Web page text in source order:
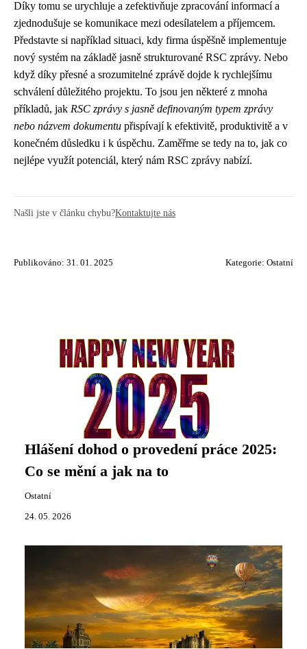
Díky tomu se urychluje a zefektivňuje zpracování informací a
zjednodušuje se komunikace mezi odesílatelem a příjemcem.
Představte si například situaci, kdy firma úspěšně implementuje
nový systém na základě jasně strukturované RSC zprávy. Nebo
když díky přesné a srozumitelné zprávě dojde k rychlejšímu
schválení důležitého projektu. To jsou jen některé z mnoha
příkladů, jak RSC zprávy s jasně definovaným typem zprávy
nebo názvem dokumentu přispívají k efektivitě, produktivitě a v
konečném důsledku i k úspěchu. Zaměřme se tedy na to, jak co
nejlépe využít potenciál, který nám RSC zprávy nabízí.
Našli jste v článku chybu?Kontaktujte nás
Publikováno: 31. 01. 2025 Kategorie: Ostatní
Hlášení dohod o provedení práce 2025:
Co se mění a jak na to
Ostatní
24. 05. 2026